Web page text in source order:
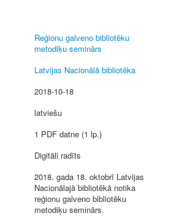
Reģionu galveno bibliotēku
metodiķu seminārs
Latvijas Nacionālā bibliotēka
2018-10-18
latviešu
1 PDF datne (1 lp.)
Digitāli radīts
2018. gada 18. oktobrī Latvijas
Nacionālajā bibliotēkā notika
reģionu galveno bibliotēku
metodiķu seminārs.